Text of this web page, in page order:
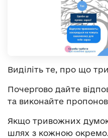
Виділіть те, про що
Почергово дайте
та виконайте
Якщо тривожних думок
шлях з кожною